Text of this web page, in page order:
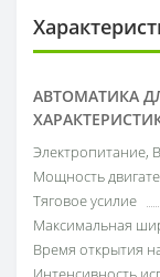
АВТОМАТИКА
Электропитание, В
Мощность
Тяговое усилие
Максимальная
Время открытия